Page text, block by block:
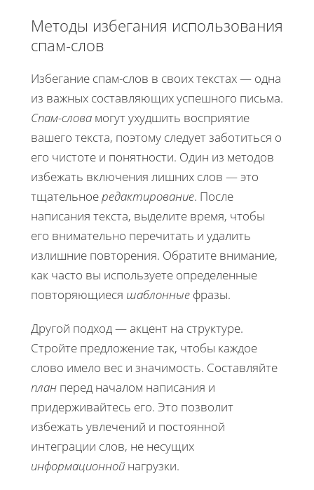
Методы избегания использования
спам-слов
Избегание спам-слов в своих текстах — одна
из важных составляющих успешного письма.
Спам-слова могут ухудшить восприятие
вашего текста, поэтому следует заботиться о
его чистоте и понятности. Один из методов
избежать включения лишних слов — это
тщательноередактирование. После
написания текста, выделите время, чтобы
его внимательно перечитать и удалить
излишние повторения. Обратите внимание,
как часто вы используете определенные
повторяющиеся шаблонные фразы.
Другой подход — акцент на структуре.
Стройте предложение так, чтобы каждое
слово имело вес и значимость. Составляйте
план перед началом написания и
придерживайтесь его. Это позволит
избежать увлечений и постоянной
интеграции слов, не несущих
информационной нагрузки.